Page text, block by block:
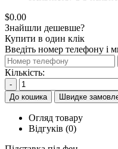
$0.00
Знайшли дешевше?
Купити в один клік
Введіть номер телефону і
Кількість:
-
До кошика
Швидке
Огляд товару
Відгуків (0)